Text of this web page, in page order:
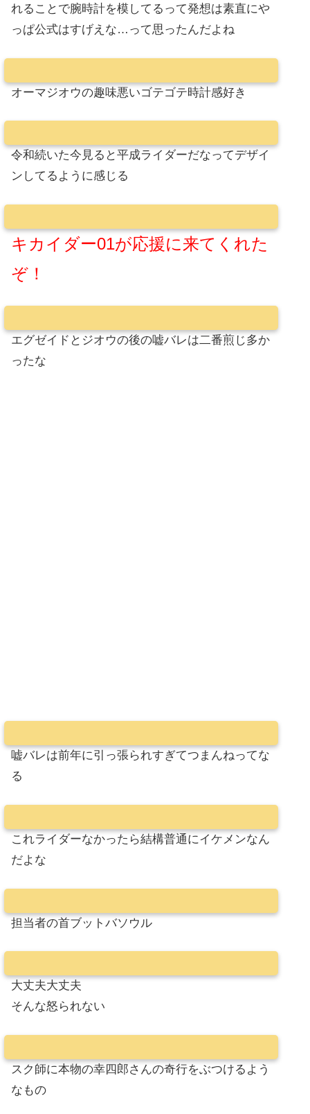
れることで腕時計を模してるって発想は素直にや
っぱ公式はすげえな…って思ったんだよね
オーマジオウの趣味悪いゴテゴテ時計感好き
令和続いた今見ると平成ライダーだなってデザイ
ンしてるように感じる
キカイダー01が応援に来てくれた
ぞ！
エグゼイドとジオウの後の嘘バレは二番煎じ多か
ったな
嘘バレは前年に引っ張られすぎてつまんねってな
る
これライダーなかったら結構普通にイケメンなん
だよな
担当者の首ブットバソウル
大丈夫大丈夫
そんな怒られない
スク師に本物の幸四郎さんの奇行をぶつけるよう
なもの